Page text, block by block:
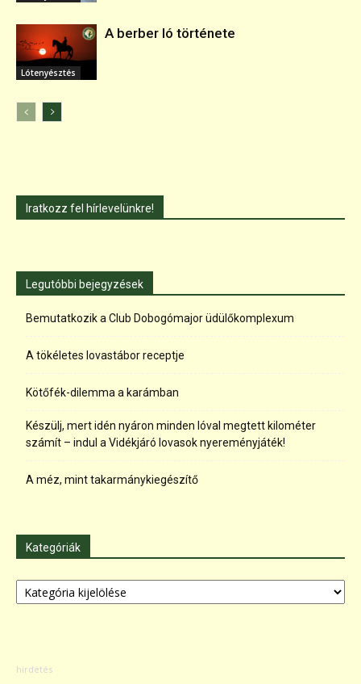
Lótenyésztés
A berber ló története
Iratkozz fel hírlevelünkre!
Legutóbbi bejegyzések
Bemutatkozik a Club Dobogómajor üdülőkomplexum
A tökéletes lovastábor receptje
Kötőfék-dilemma a karámban
Készülj, mert idén nyáron minden lóval megtett kilométer
számít – indul a Vidékjáró lovasok nyereményjáték!
A méz, mint takarmánykiegészítő
Kategóriák
Kategóriák